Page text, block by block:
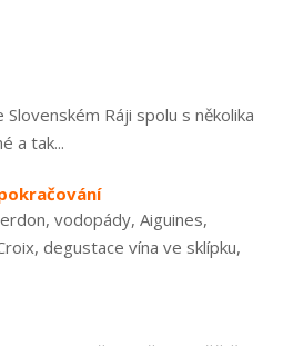
Ráji spolu s několika
a tak...
vodopády, Aiguines,
degustace vína ve sklípku,